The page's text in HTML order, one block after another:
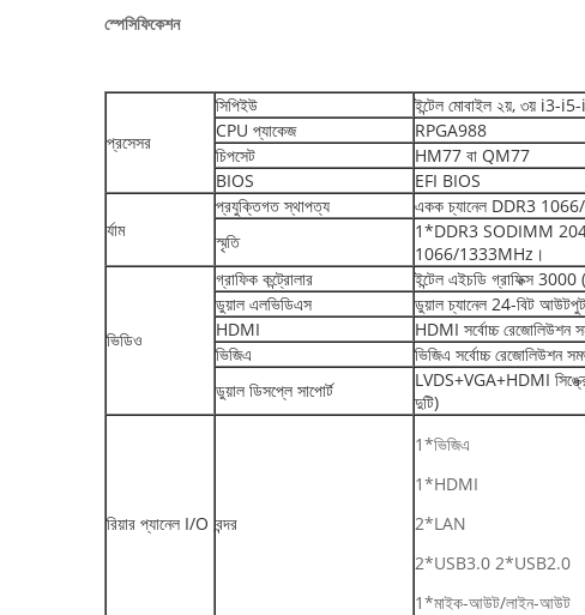
স্পেসিফিকেশন
প্রসেসর
সিপিইউ
ইন্টেল মোবাইল ২য়, ৩য় i3-
CPU প্যাকেজ
RPGA988
চিপসেট
HM77 বা QM77
BIOS
EFI BIOS
র্যাম
প্রযুক্তিগত স্থাপত্য
একক চ্যানেল DDR3
স্মৃতি
1*DDR3 SODIMM 204
1066/1333MHz।
ভিডিও
গ্রাফিক কন্ট্রোলার
ইন্টেল এইচডি গ্রাফিক্স 3000
ডুয়াল এলভিডিএস
ডুয়াল চ্যানেল 24-বিট
HDMI
HDMI সর্বোচ্চ
ভিজিএ
ভিজিএ সর্বোচ্চ রেজোলিউশন
ডুয়াল ডিসপ্লে সাপোর্ট
LVDS+VGA+HDMI
দুটি)
রিয়ার প্যানেল I/O বন্দর
1*ভিজিএ
1*HDMI
2*LAN
2*USB3.0 2*USB2.0
1*মাইক-আউট/লাইন-আউট